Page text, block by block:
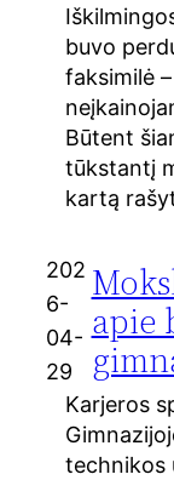
buvo
faksimilė
Būtent
tūkstantį
kartą
202
6-
04-
29
apie
Karjeros
technikos